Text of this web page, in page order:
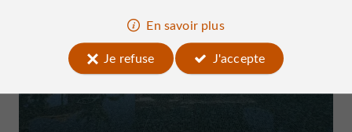
En savoir plus
Je refuse
J'accepte